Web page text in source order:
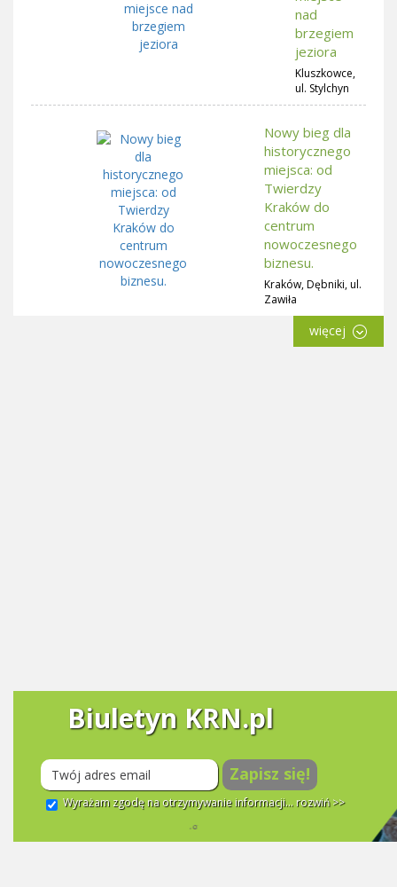
nad
brzegiem
jeziora
Kluszkowce,
ul. Stylchyn
Nowy bieg dla
historycznego
miejsca: od
Twierdzy
Kraków do
centrum
nowoczesnego
biznesu.
Kraków, Dębniki, ul.
Zawiła
więcej
Biuletyn KRN.pl
Zapisz się!
Wyrażam zgodę na otrzymywanie informacji... rozwiń >>